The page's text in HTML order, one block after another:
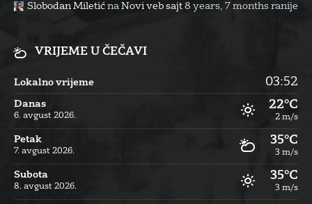
Slobodan Miletić na Novi veb sajt 8 years, 7 months ranije
VRIJEME U ČEČAVI
Lokalno vrijeme 03:52
Danas
6. avgust 2026.
22°C
2 m/s
Petak
7. avgust 2026.
35°C
3 m/s
Subota
8. avgust 2026.
35°C
3 m/s